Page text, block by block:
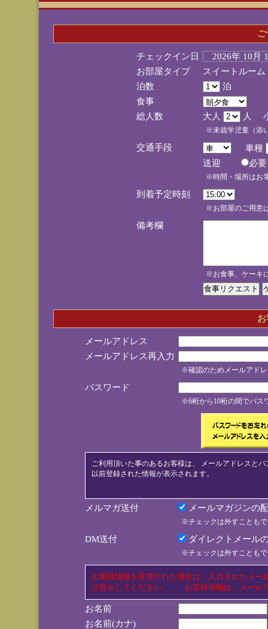
チェックイン日
2026年 10
お部屋タイプ
スイートルー
泊数
泊
食事
総人数
大人 人
※未就学児童（添
交通手段
車種
送迎
※時間・場所はお
到着予定時刻
※お部屋のご用意
備考欄
※お食事、ケーキ
メールアドレス
メールアドレス再入力
※確認のためメールアド
パスワード
※6桁から10桁の間でパス
ご利用頂いた事のあるお客様は、 メールアドレスと
以前登録された情報が表示されます。
メルマガ送付 メールマガジンの
※チェックは外すことも
DM送付 ダイレクトメール
※チェックは外すことも
お客様情報を変更された場合は、入力されたメ
注意をしてください。 お客様情報は、メール
お名前
お名前(カナ)